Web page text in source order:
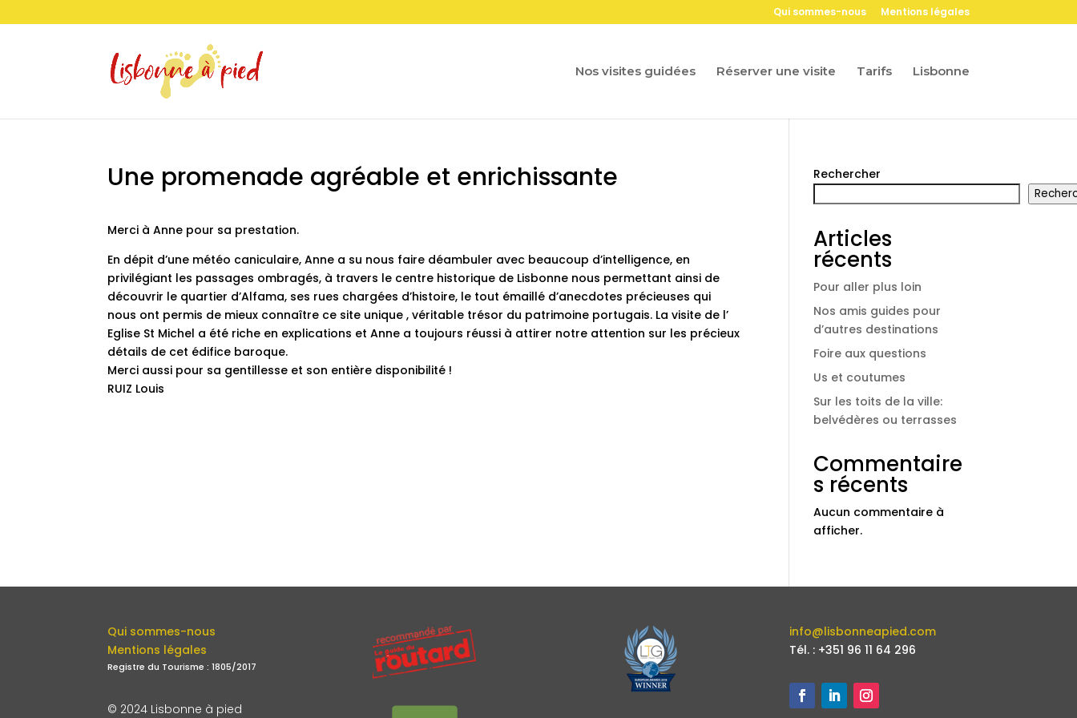
Qui sommes-nous Mentions légales
Nos visites guidées Réserver une visite Tarifs Lisbonne
Une promenade agréable et enrichissante
Merci à Anne pour sa prestation.
En dépit d’une météo caniculaire, Anne a su nous faire déambuler avec beaucoup d’intelligence, en
privilégiant les passages ombragés, à travers le centre historique de Lisbonne nous permettant ainsi de
découvrir le quartier d’Alfama, ses rues chargées d’histoire, le tout émaillé d’anecdotes précieuses qui
nous ont permis de mieux connaître ce site unique , véritable trésor du patrimoine portugais. La visite de l’
Eglise St Michel a été riche en explications et Anne a toujours réussi à attirer notre attention sur les précieux
détails de cet édifice baroque.
Merci aussi pour sa gentillesse et son entière disponibilité !
RUIZ Louis
Rechercher
Articles
récents
Pour aller plus loin
Nos amis guides pour
d’autres destinations
Foire aux questions
Us et coutumes
Sur les toits de la ville:
belvédères ou terrasses
Commentaire
s récents
Aucun commentaire à
afficher.
Qui sommes-nous
Mentions légales
Registre du Tourisme : 1805/2017
© 2024 Lisbonne à pied
info@lisbonneapied.com
Tél. : +351 96 11 64 296